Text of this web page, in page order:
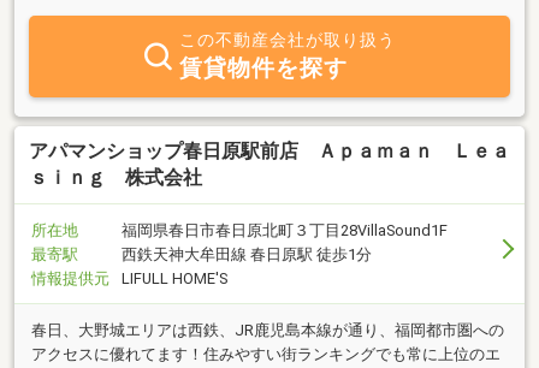
この不動産会社が取り扱う
賃貸物件を探す
アパマンショップ春日原駅前店 Ａｐａｍａｎ Ｌｅａ
ｓｉｎｇ 株式会社
所在地
福岡県春日市春日原北町３丁目28VillaSound1F
最寄駅
西鉄天神大牟田線 春日原駅 徒歩1分
情報提供元
LIFULL HOME'S
春日、大野城エリアは西鉄、JR鹿児島本線が通り、福岡都市圏への
アクセスに優れてます！住みやすい街ランキングでも常に上位のエ